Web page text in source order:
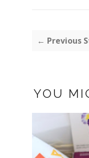
← Previous
YOU